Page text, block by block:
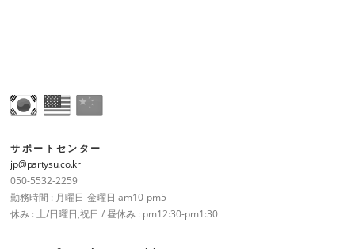
サポートセンター
jp@partysu.co.kr
050-5532-2259
勤務時間 : 月曜日-金曜日 am10-pm5
休み : 土/日曜日,祝日 / 昼休み : pm12:30-pm1:30